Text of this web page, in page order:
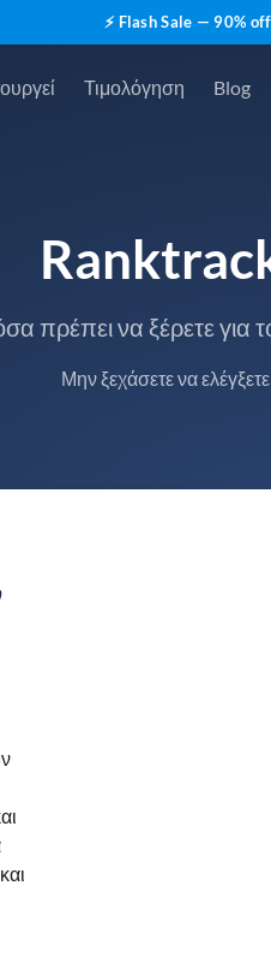
⚡ Flash Sale — 90%
Τιμολόγηση Blog
πρέπει να ξέρετε για
Μην ξεχάσετε να